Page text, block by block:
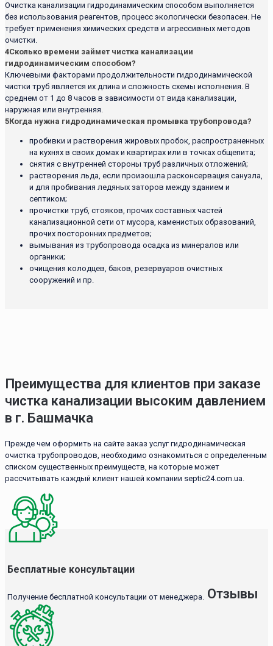
Очистка канализации гидродинамическим способом выполняется
без использования реагентов, процесс экологически безопасен. Не
требует применения химических средств и агрессивных методов
очистки.
4Сколько времени займет чистка канализации
гидродинамическим способом?
Ключевыми факторами продолжительности гидродинамической
чистки труб является их длина и сложность схемы исполнения. В
среднем от 1 до 8 часов в зависимости от вида канализации,
наружная или внутренняя.
5Когда нужна гидродинамическая промывка трубопровода?
пробивки и растворения жировых пробок, распространенных
на кухнях в своих домах и квартирах или в точках общепита;
снятия с внутренней стороны труб различных отложений;
растворения льда, если произошла расконсервация санузла,
и для пробивания ледяных заторов между зданием и
септиком;
прочистки труб, стояков, прочих составных частей
канализационной сети от мусора, каменистых образований,
прочих посторонних предметов;
вымывания из трубопровода осадка из минералов или
органики;
очищения колодцев, баков, резервуаров очистных
сооружений и пр.
Преимущества для клиентов при заказе
чистка канализации высоким давлением
в г. Башмачка
Прежде чем оформить на сайте заказ услуг гидродинамическая
очистка трубопроводов, необходимо ознакомиться с определенным
списком существенных преимуществ, на которые может
рассчитывать каждый клиент нашей компании septic24.com.ua.
Бесплатные консультации
Получение бесплатной консультации от менеджера. Отзывы